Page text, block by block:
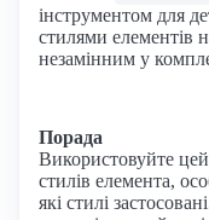
інструментом для
стилями елементів
незамінним у
Порада
Використовуйте
стилів елемента,
які стилі